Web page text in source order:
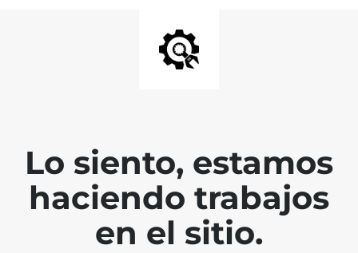
Lo siento, estamos
haciendo trabajos
en el sitio.